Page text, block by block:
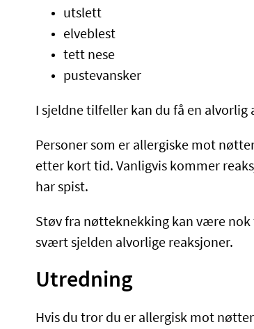
utslett
elveblest
tett nese
pustevansker
I sjeldne tilfeller kan du få en
Personer som er allergiske mot
etter kort tid. Vanligvis kommer
har spist.
Støv fra nøtteknekking kan være
svært sjelden alvorlige reaksjoner.
Utredning
Hvis du tror du er allergisk mot